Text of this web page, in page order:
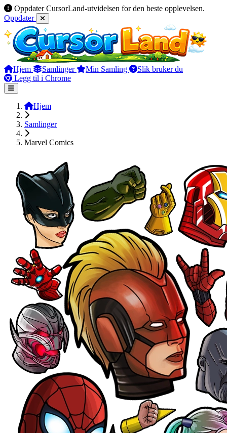
Oppdater CursorLand-utvidelsen for den beste opplevelsen.
Oppdater
Hjem Samlinger Min Samling
Slik bruker du
Legg til i Chrome
Hjem
Samlinger
Marvel Comics